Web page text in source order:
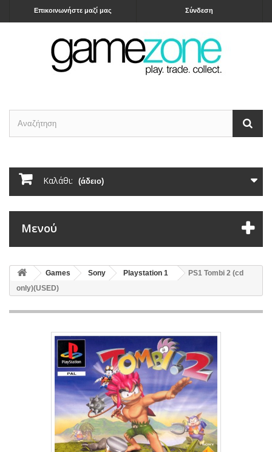
Σύνδεση
Επικοινωνήστε μαζί μας
Καλάθι: (άδειο)
Μενού
Games Sony Playstation 1
PS1 Tombi 2 (cd
only)(USED)